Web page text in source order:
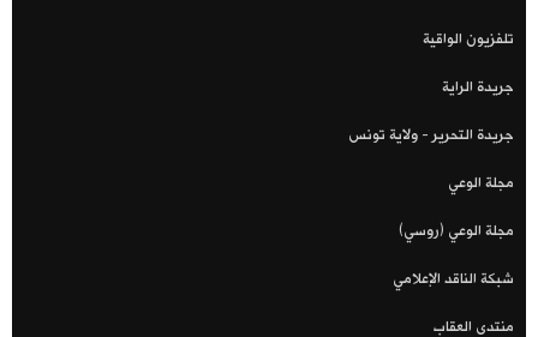
تلفزيون الواقية
جريدة الراية
جريدة التحرير - ولاية تونس
مجلة الوعي
مجلة الوعي (روسي)
شبكة الناقد الإعلامي
منتدى العقاب